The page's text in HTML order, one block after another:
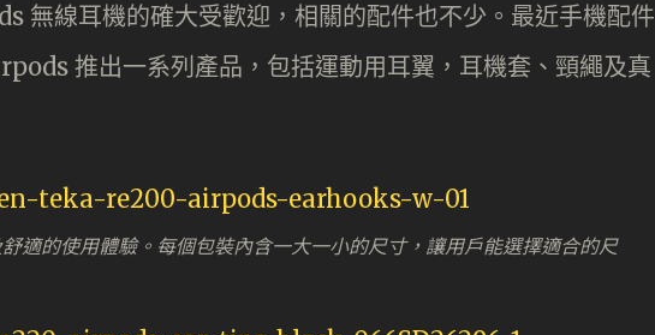
無線耳機的確大受歡迎，相關的配件也不少。最近手機配件
推出一系列產品，包括運動用耳翼，耳機套、頸繩及真
適的使用體驗。每個包裝內含一大一小的尺寸，讓用戶能選擇適合的尺